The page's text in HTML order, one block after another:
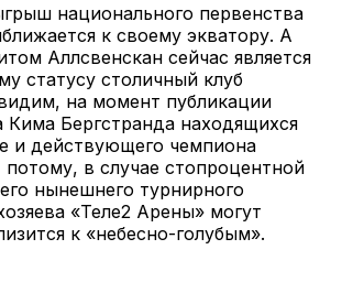
национального первенства
к своему экватору. А
Аллсвенскан сейчас является
статусу столичный клуб
на момент публикации
Кима Бергстранда находящихся
и действующего чемпиона
в случае стопроцентной
нынешнего турнирного
«Теле2 Арены» могут
к «небесно-голубым».